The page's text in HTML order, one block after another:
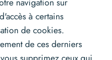
à certains
de cookies.
de ces derniers